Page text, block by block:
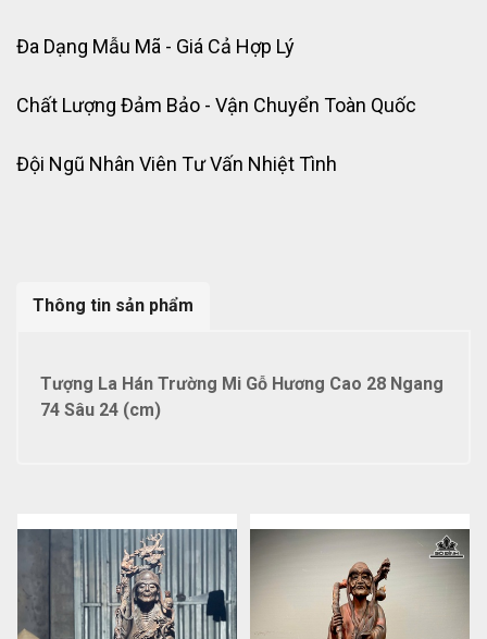
Đa Dạng Mẫu Mã - Giá Cả Hợp Lý
Chất Lượng Đảm Bảo - Vận Chuyển Toàn Quốc
Đội Ngũ Nhân Viên Tư Vấn Nhiệt Tình
Thông tin sản phẩm
Tượng La Hán Trường Mi Gỗ Hương Cao 28 Ngang
74 Sâu 24 (cm)